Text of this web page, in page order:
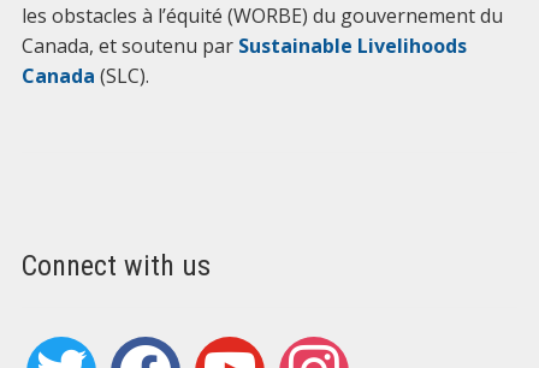
Connect with us
twitter facebook youtube instagram
les obstacles à l’équité (WORBE) du gouvernement du
Canada, et soutenu parSustainable Livelihoods
Canada (SLC).